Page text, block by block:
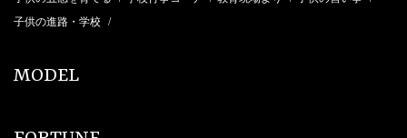
子供の進路・学校 /
MODEL